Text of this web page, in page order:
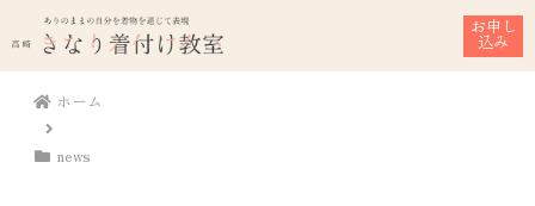
お申し
込み
ホーム
news